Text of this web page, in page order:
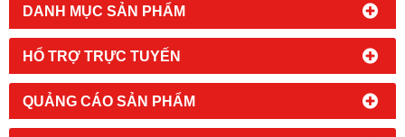
DANH MỤC SẢN PHẨM
HỔ TRỢ TRỰC TUYẾN
QUẢNG CÁO SẢN PHẨM